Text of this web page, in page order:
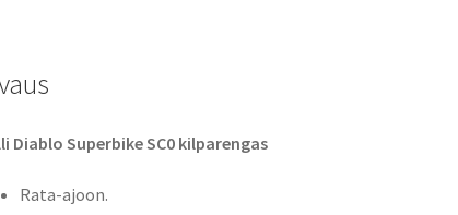
Diablo Superbike SC0 kilparengas
Rata-ajoon.